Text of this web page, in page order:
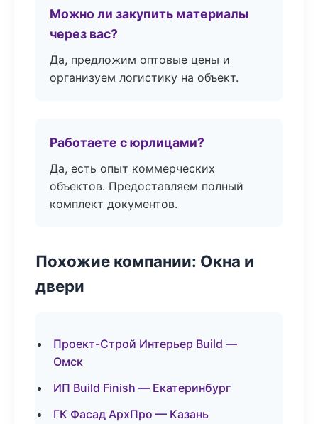
Можно ли закупить материалы
через вас?
Да, предложим оптовые цены и
организуем логистику на объект.
Работаете с юрлицами?
Да, есть опыт коммерческих
объектов. Предоставляем полный
комплект документов.
Похожие компании: Окна и
двери
Проект-Строй Интерьер Build —
Омск
ИП Build Finish — Екатеринбург
ГК Фасад АрхПро — Казань